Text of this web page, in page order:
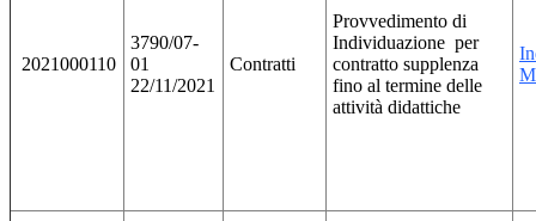
2021000110
3790/07-
01
22/11/2021
Contratti
Provvedimento di
Individuazione per
contratto supplenza
fino al termine delle
attività didattiche